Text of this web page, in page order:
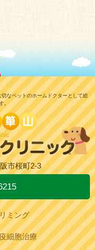
なペットのホームドクターとして総
。
市桜町2-3
ミング
細胞治療